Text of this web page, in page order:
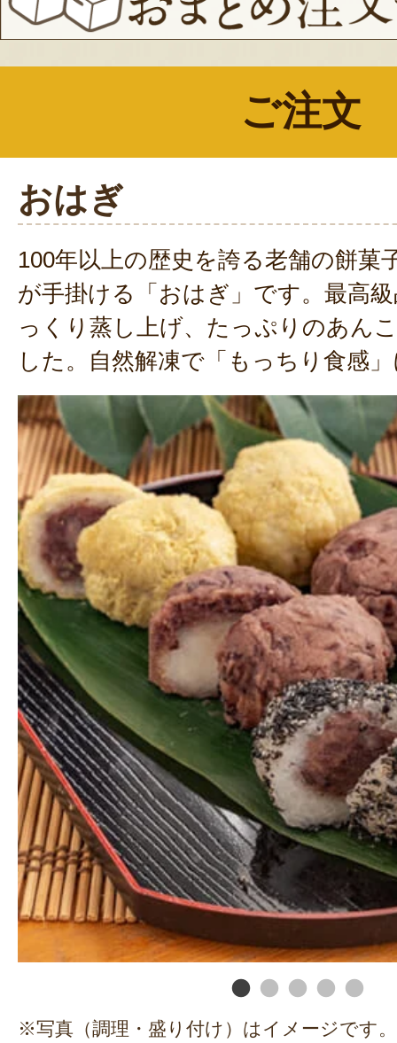
ご注文
おはぎ
100年以上の歴史を誇る老舗の餅菓
が手掛ける「おはぎ」です。最高
っくり蒸し上げ、たっぷりのあん
した。自然解凍で「もっちり食感
※写真（調理・盛り付け）はイメージです。